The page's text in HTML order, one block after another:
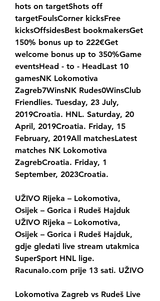
hots on targetShots off
targetFoulsCorner kicksFree
kicksOffsidesBest bookmakersGet
150% bonus up to 222€Get
welcome bonus up to 350%Game
eventsHead - to - HeadLast 10
gamesNK Lokomotiva
Zagreb7WinsNK Rudes0WinsClub
Friendlies. Tuesday, 23 July,
2019Croatia. HNL. Saturday, 20
April, 2019Croatia. Friday, 15
February, 2019All matchesLatest
matches NK Lokomotiva
ZagrebCroatia. Friday, 1
September, 2023Croatia.
UŽIVO Rijeka – Lokomotiva,
Osijek – Gorica i Rudeš Hajduk
UŽIVO Rijeka – Lokomotiva,
Osijek – Gorica i Rudeš Hajduk,
gdje gledati live stream utakmica
SuperSport HNL lige.
Racunalo.com prije 13 sati. UŽIVO
Lokomotiva Zagreb vs Rudeš Live